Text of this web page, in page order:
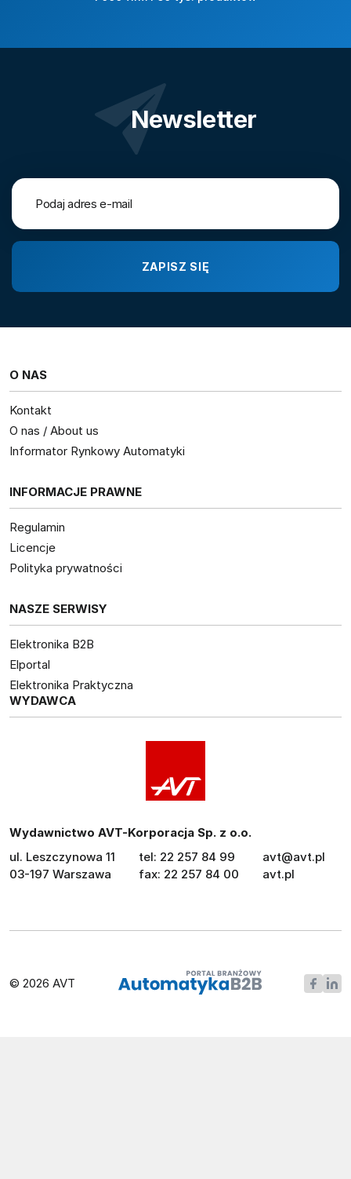
Newsletter
O NAS
Kontakt
O nas / About us
Informator Rynkowy Automatyki
INFORMACJE PRAWNE
Regulamin
Licencje
Polityka prywatności
NASZE SERWISY
Elektronika B2B
Elportal
Elektronika Praktyczna
WYDAWCA
Wydawnictwo AVT-Korporacja Sp. z o.o.
ul. Leszczynowa 11
03-197 Warszawa
tel: 22 257 84 99
fax: 22 257 84 00
avt@avt.pl
avt.pl
© 2026 AVT